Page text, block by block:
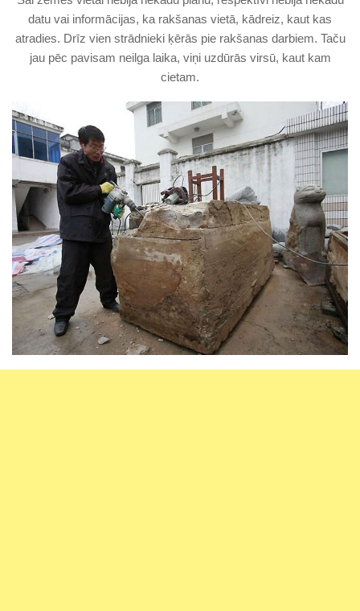
datu vai informācijas, ka rakšanas vietā, kādreiz, kaut kas
atradies. Drīz vien strādnieki ķērās pie rakšanas darbiem. Taču
jau pēc pavisam neilga laika, viņi uzdūrās virsū, kaut kam
cietam.